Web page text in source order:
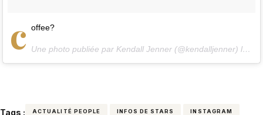
c offee?
Une photo publiée par Kendall Jenner (@kendalljenner) le
Tags : ACTUALITÉ PEOPLE INFOS DE STARS INSTAGRAM